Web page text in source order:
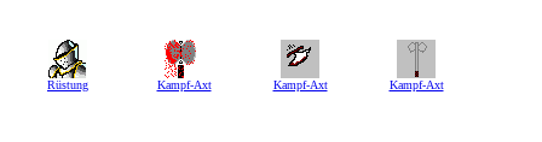
Rüstung Kampf-Axt Kampf-Axt Kampf-Axt